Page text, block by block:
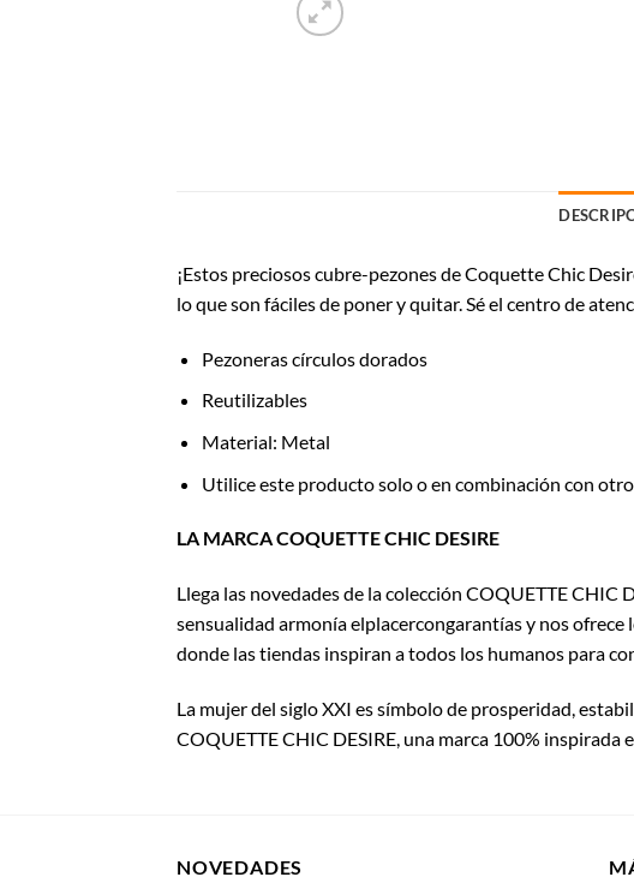
¡Estos preciosos cubre-pezones de Coquette Chic
lo que son fáciles de poner y quitar. Sé el centro de
Pezoneras círculos dorados
Reutilizables
Material: Metal
Utilice este producto solo o en combinación con
LA MARCA COQUETTE CHIC DESIRE
Llega las novedades de la colección COQUETTE CHIC
sensualidad armonía elplacercongarantías y nos
donde las tiendas inspiran a todos los humanos para
La mujer del siglo XXI es símbolo de prosperidad,
COQUETTE CHIC DESIRE, una marca 100% inspirada
NOVEDADES